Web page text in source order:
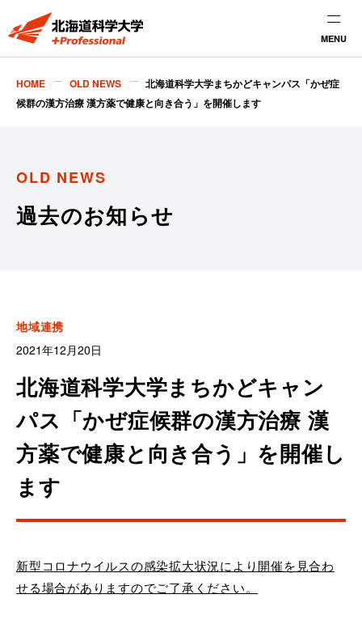
MENU
HOME OLD NEWS
北海道科学大学まちかどキャンパス「かぜ症
候群の漢方治療 漢方薬で健康と向き合う」を開催します
OLD NEWS
過去のお知らせ
地域連携
2021年12月20日
北海道科学大学まちかどキャン
パス「かぜ症候群の漢方治療 漢
方薬で健康と向き合う」を開催し
ます
新型コロナウイルスの感染拡大状況により開催を見合わ
せる場合がありますのでご了承ください。